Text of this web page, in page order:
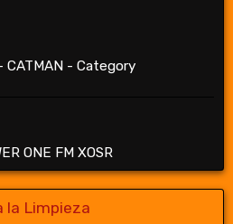
CATMAN - Category
ONE FM XOSR